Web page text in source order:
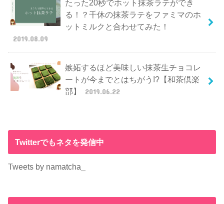
たった20秒でホット抹茶ラテができ
る！？千休の抹茶ラテをファミマのホ
ットミルクと合わせてみた！
2019.08.09
嫉妬するほど美味しい抹茶生チョコレ
ートが今までとはちがう!?【和茶倶楽
部】
2019.06.22
Twitterでもネタを発信中
Tweets by namatcha_